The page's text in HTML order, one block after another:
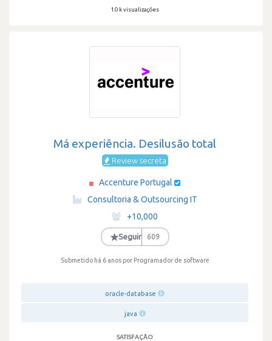
1.0 k visualizações
Má experiência. Desilusão total
Review secreta
Accenture Portugal
·
Consultoria & Outsourcing IT
·
+10,000
·
★Seguir 609
Submetido há 6 anos por Programador de software
oracle-database
java
SATISFAÇÃO